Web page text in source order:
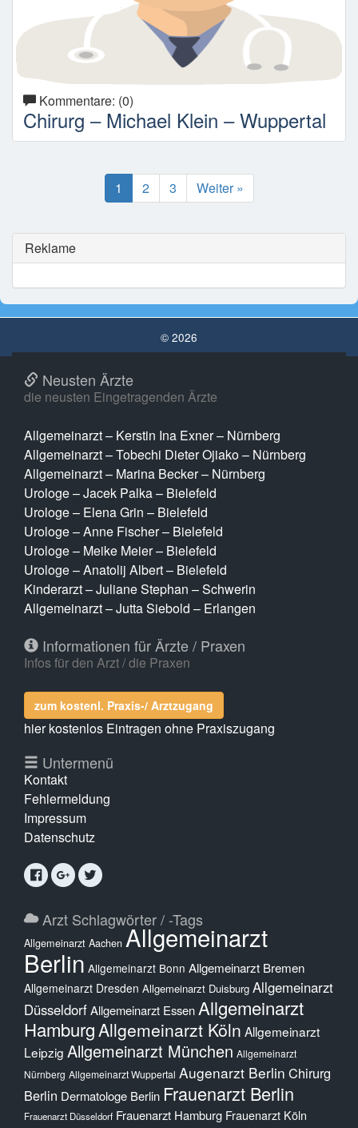
Kommentare: (0)
Chirurg – Michael Klein – Wuppertal
1 2 3 Weiter »
Reklame
© 2026
Neusten Ärzte
die neusten Eingetragenden Ärzte
Allgemeinarzt – Kerstin Ina Exner – Nürnberg
Allgemeinarzt – Tobechi Dieter Ojiako – Nürnberg
Allgemeinarzt – Marina Becker – Nürnberg
Urologe – Jacek Palka – Bielefeld
Urologe – Elena Grin – Bielefeld
Urologe – Anne Fischer – Bielefeld
Urologe – Meike Meier – Bielefeld
Urologe – Anatolij Albert – Bielefeld
Kinderarzt – Juliane Stephan – Schwerin
Allgemeinarzt – Jutta Siebold – Erlangen
Informationen für Ärzte / Praxen
Infos für den Arzt / die Praxen
zum kostenl. Praxis-/ Arztzugang
hier kostenlos Eintragen ohne Praxiszugang
Untermenü
Kontakt
Fehlermeldung
Impressum
Datenschutz
Arzt Schlagwörter / -Tags
Allgemeinarzt Aachen Allgemeinarzt
Berlin Allgemeinarzt Bonn Allgemeinarzt Bremen
Allgemeinarzt Dresden Allgemeinarzt Duisburg Allgemeinarzt
DüsseldorfAllgemeinarzt Essen Allgemeinarzt
HamburgAllgemeinarzt Köln Allgemeinarzt
Leipzig Allgemeinarzt München Allgemeinarzt
Nürnberg Allgemeinarzt Wuppertal Augenarzt Berlin Chirurg
Berlin Dermatologe Berlin Frauenarzt Berlin
Frauenarzt Düsseldorf Frauenarzt Hamburg Frauenarzt Köln